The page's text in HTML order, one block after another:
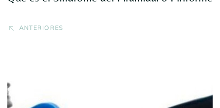
ANTERIORES